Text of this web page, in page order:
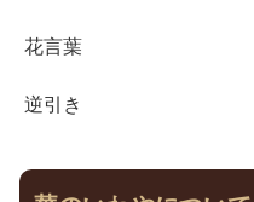
花言葉
逆引き